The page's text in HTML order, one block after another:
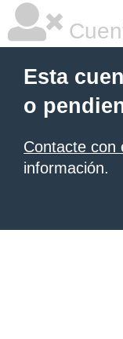
Esta
o
Contacte con
información.